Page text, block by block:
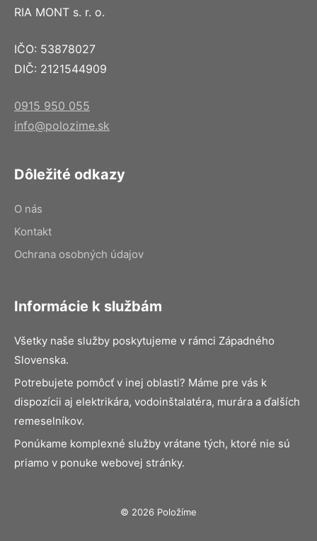
RIA MONT s. r. o.
IČO: 53878027
DIČ: 2121544909
0915 950 055
info@polozime.sk
Dôležité odkazy
O nás
Kontakt
Ochrana osobných údajov
Informácie k službám
Všetky naše služby poskytujeme v rámci Západného
Slovenska.
Potrebujete pomôcť v inej oblasti? Máme pre vás k
dispozícii aj elektrikára, vodoinštalatéra, murára a ďalších
remeselníkov.
Ponúkame komplexné služby vrátane tých, ktoré nie sú
priamo v ponuke webovej stránky.
© 2026 Položíme